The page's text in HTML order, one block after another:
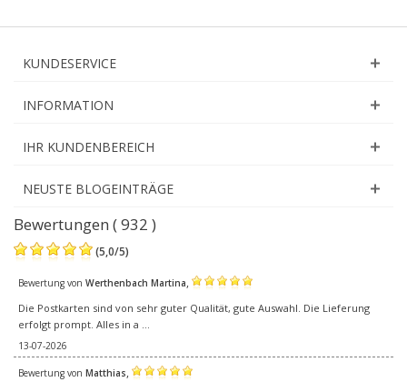
KUNDESERVICE
INFORMATION
IHR KUNDENBEREICH
NEUSTE BLOGEINTRÄGE
Bewertungen ( 932 )
(5,0/5)
Bewertung von Werthenbach Martina,
Die Postkarten sind von sehr guter Qualität, gute Auswahl. Die Lieferung
erfolgt prompt. Alles in a ...
13-07-2026
Bewertung von Matthias,